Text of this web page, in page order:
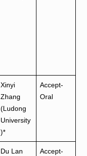
Xinyi
Zhang
(Ludong
University
)*
Accept-
Oral
Du Lan
Accept-